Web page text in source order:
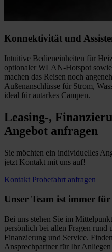
Konnektivität und
Intuitive Bedieneinheiten für
optionaler WLAN-Hotspot
machen das Reisen noch
Außenanschlüsse für Strom,
ideal für autarkes Campen.
Leasing-,
Angebot anfragen
Sie möchten ein individuelles
jetzt Kontakt mit uns auf!
Kontakt Probefahrt anfragen
Unser Team ist immer für
Bei uns stehen Sie im
persönlich bei allen Fragen rund
Finanzierung und Service.
Ansprechpartner für Ihr